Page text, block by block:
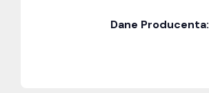
Dane Producenta: